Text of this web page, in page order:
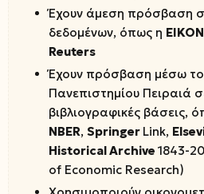
Έχουν άμεση πρόσβαση
δεδομένων, όπως η EIKON
Reuters
Έχουν πρόσβαση μέσω
Πανεπιστημίου Πειραιά
βιβλιογραφικές βάσεις,
NBER, Springer Link,
Historical Archive 1843-
of Economic Research)